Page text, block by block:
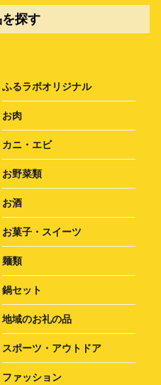
探す
ふるラボオリジナル
お肉
カニ・エビ
お野菜類
お酒
お菓子・スイーツ
麺類
鍋セット
地域のお礼の品
スポーツ・アウトドア
ファッション